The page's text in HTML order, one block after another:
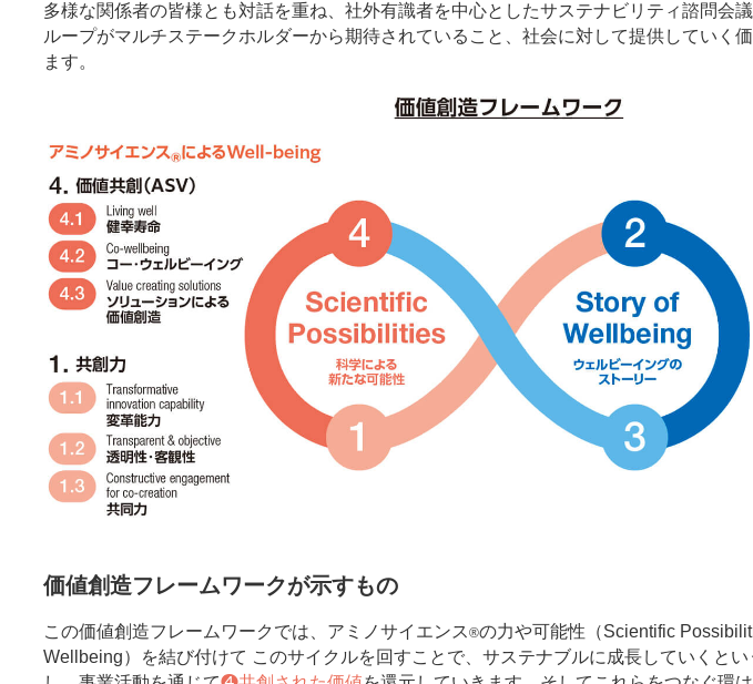
多様な関係者の皆様とも対話を重ね、社外有識者を中心としたサステナビリティ諮問
ループがマルチステークホルダーから期待されていること、社会に対して提供してい
ます。
価値創造フレームワークが示すもの
この価値創造フレームワークでは、アミノサイエンス®の力や可能性（Scientific
Wellbeing）を結び付けて このサイクルを回すことで、サステナブルに成長していくとい